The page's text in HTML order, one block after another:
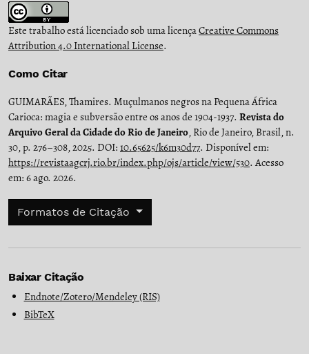
Este trabalho está licenciado sob uma licençaCreative Commons
Attribution 4.0 International License.
Como Citar
GUIMARÃES, Thamires. Muçulmanos negros na Pequena África
Carioca: magia e subversão entre os anos de 1904-1937. Revista do
Arquivo Geral da Cidade do Rio de Janeiro, Rio de Janeiro, Brasil, n.
30, p. 276–308, 2025. DOI: 10.65625/k6m30d77. Disponível em:
https://revistaagcrj.rio.br/index.php/ojs/article/view/530. Acesso
em: 6 ago. 2026.
Formatos de Citação
Baixar Citação
Endnote/Zotero/Mendeley (RIS)
BibTeX